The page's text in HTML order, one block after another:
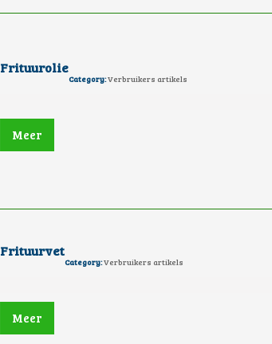
Frituurolie
Category:Verbruikers artikels
Meer
Frituurvet
Category:Verbruikers artikels
Meer